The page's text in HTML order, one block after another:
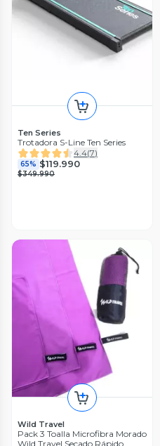
Ten Series
Trotadora S-Line Ten Series
4.4(7)
65% $119.990
$349.990
Wild Travel
Pack 3 Toalla Microfibra Morado
Wild Travel Secado Rápido